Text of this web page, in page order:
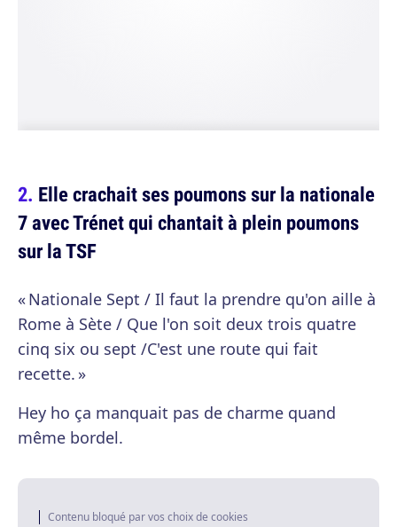
Elle crachait ses poumons sur la nationale
7 avec Trénet qui chantait à plein poumons
sur la TSF
« Nationale Sept / Il faut la prendre qu'on aille à
Rome à Sète / Que l'on soit deux trois quatre
cinq six ou sept /C'est une route qui fait
recette. »
Hey ho ça manquait pas de charme quand
même bordel.
Contenu bloqué par vos choix de cookies